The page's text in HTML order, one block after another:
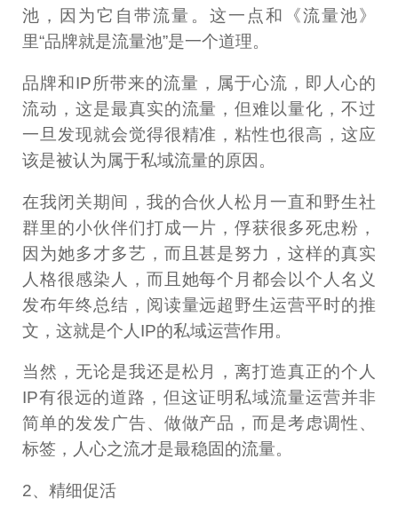
池，因为它自带流量。这一点和《流量池》
里“品牌就是流量池”是一个道理。
品牌和IP所带来的流量，属于心流，即人心的
流动，这是最真实的流量，但难以量化，不过
一旦发现就会觉得很精准，粘性也很高，这应
该是被认为属于私域流量的原因。
在我闭关期间，我的合伙人松月一直和野生社
群里的小伙伴们打成一片，俘获很多死忠粉，
因为她多才多艺，而且甚是努力，这样的真实
人格很感染人，而且她每个月都会以个人名义
发布年终总结，阅读量远超野生运营平时的推
文，这就是个人IP的私域运营作用。
当然，无论是我还是松月，离打造真正的个人
IP有很远的道路，但这证明私域流量运营并非
简单的发发广告、做做产品，而是考虑调性、
标签，人心之流才是最稳固的流量。
2、精细促活